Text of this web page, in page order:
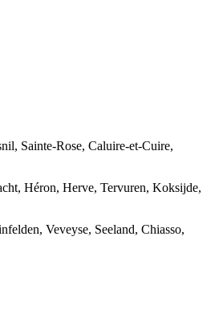
Sainte-Rose, Caluire-et-Cuire,
Héron, Herve, Tervuren, Koksijde,
Veveyse, Seeland, Chiasso,